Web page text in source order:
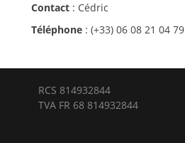
Contact : Cédric
Téléphone : (+33) 06 08 21 04 79
RCS 814932844
TVA FR 68 814932844